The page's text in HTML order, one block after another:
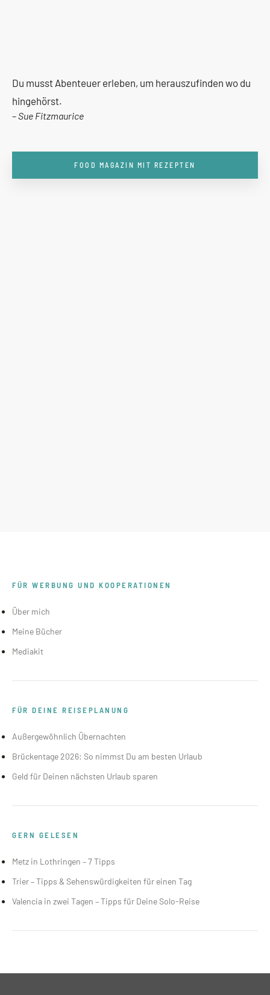
Du musst Abenteuer erleben, um herauszufinden wo du
hingehörst.
–Sue Fitzmaurice
FOOD MAGAZIN MIT REZEPTEN
FÜR WERBUNG UND KOOPERATIONEN
Über mich
Meine Bücher
Mediakit
FÜR DEINE REISEPLANUNG
Außergewöhnlich Übernachten
Brückentage 2026: So nimmst Du am besten Urlaub
Geld für Deinen nächsten Urlaub sparen
GERN GELESEN
Metz in Lothringen – 7 Tipps
Trier – Tipps & Sehenswürdigkeiten für einen Tag
Valencia in zwei Tagen – Tipps für Deine Solo-Reise